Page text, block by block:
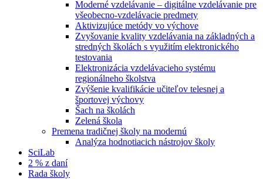
Moderné vzdelávanie – digitálne vzdelávanie pre
všeobecno-vzdelávacie predmety
Aktivizujúce metódy vo výchove
Zvyšovanie kvality vzdelávania na základných a
stredných školách s využitím elektronického
testovania
Elektronizácia vzdelávacieho systému
regionálneho školstva
Zvýšenie kvalifikácie učiteľov telesnej a
športovej výchovy
Šach na školách
Zelená škola
Premena tradičnej školy na modernú
Analýza hodnotiacich nástrojov školy
SciLab
2 % z daní
Rada školy